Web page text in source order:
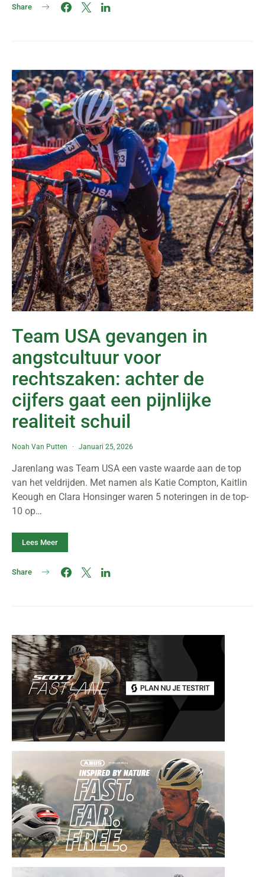
Share
Team USA gevangen in
angstcultuur voor
rechtszaken: achter de
cijfers gaat een pijnlijke
realiteit schuil
Noah Van Putten Januari 25, 2026
Jarenlang was Team USA een vaste waarde aan de top
van het veldrijden. Met namen als Katie Compton, Kaitlin
Keough en Clara Honsinger waren 5 noteringen in de top-
10 op…
Lees Meer
Share